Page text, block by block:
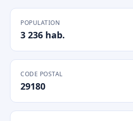
POPULATION
3 236 hab.
CODE POSTAL
29180